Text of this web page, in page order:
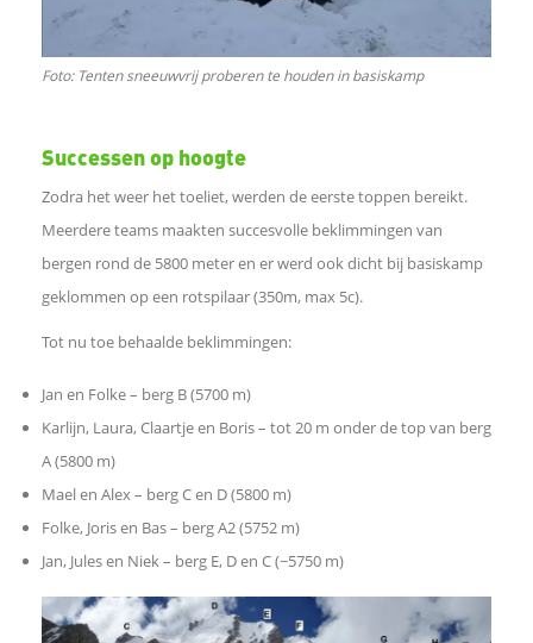
A
p
L
n
o
m
t
Foto: Tenten sneeuwvrij proberen te houden in basiskamp
Successen op hoogte
Zodra het weer het toeliet, werden de eerste toppen bereikt.
Meerdere teams maakten succesvolle beklimmingen van
bergen rond de 5800 meter en er werd ook dicht bij basiskamp
geklommen op een rotspilaar (350m, max 5c).
Tot nu toe behaalde beklimmingen:
Jan en Folke – berg B (5700 m)
Karlijn, Laura, Claartje en Boris – tot 20 m onder de top van berg
A (5800 m)
Mael en Alex – berg C en D (5800 m)
Folke, Joris en Bas – berg A2 (5752 m)
Jan, Jules en Niek – berg E, D en C (~5750 m)